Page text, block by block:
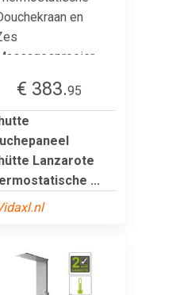
€ 383.95
Lanzarote
...